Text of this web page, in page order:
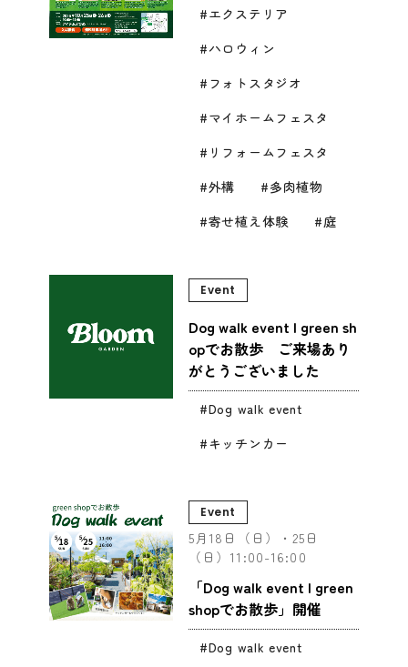
エクステリア
ハロウィン
フォトスタジオ
マイホームフェスタ
リフォームフェスタ
外構
多肉植物
寄せ植え体験
庭
Event
Dog walk event | green sh
opでお散歩 ご来場あり
がとうございました
Dog walk event
キッチンカー
Event
5月18日（日）・25日
（日）11:00-16:00
「Dog walk event | green
shopでお散歩」開催
Dog walk event